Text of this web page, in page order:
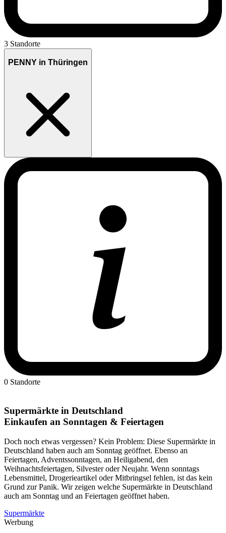
3 Standorte
PENNY in Thüringen
0 Standorte
Supermärkte in Deutschland
Einkaufen an Sonntagen & Feiertagen
Doch noch etwas vergessen? Kein Problem: Diese Supermärkte in
Deutschland haben auch am Sonntag geöffnet. Ebenso an
Feiertagen, Adventssonntagen, an Heiligabend, den
Weihnachtsfeiertagen, Silvester oder Neujahr. Wenn sonntags
Lebensmittel, Drogerieartikel oder Mitbringsel fehlen, ist das kein
Grund zur Panik. Wir zeigen welche Supermärkte in Deutschland
auch am Sonntag und an Feiertagen geöffnet haben.
Supermärkte
Werbung